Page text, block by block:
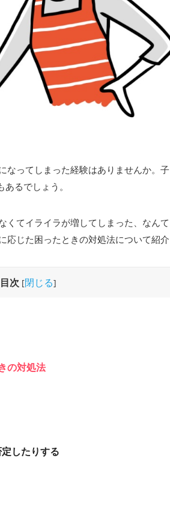
ってしまった経験はありませんか。
あるでしょう。
てイライラが増してしまった、なん
じた困ったときの対処法について紹介
目次 [閉じる]
の対処法
したりする